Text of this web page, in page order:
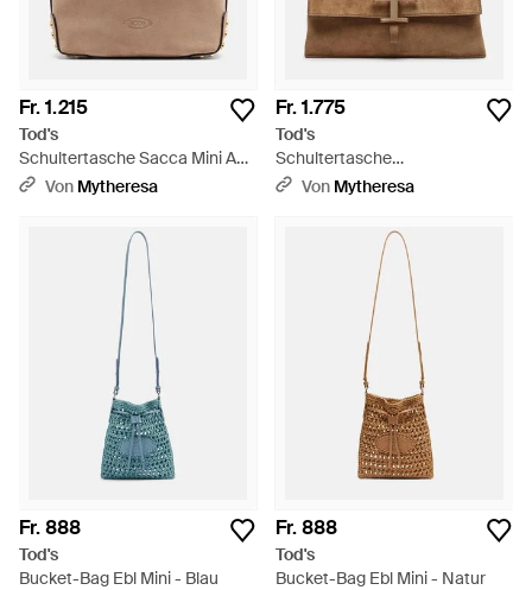
Fr. 1.215
Tod's
Schultertasche Sacca Mini Aus
Veloursleder - Braun
Von Mytheresa
Fr. 1.775
Tod's
Schultertasche
T Timeless Small Aus
Von Mytheresa
Fr. 888
Tod's
Bucket-Bag Ebl Mini - Blau
Fr. 888
Tod's
Bucket-Bag Ebl Mini - Natur